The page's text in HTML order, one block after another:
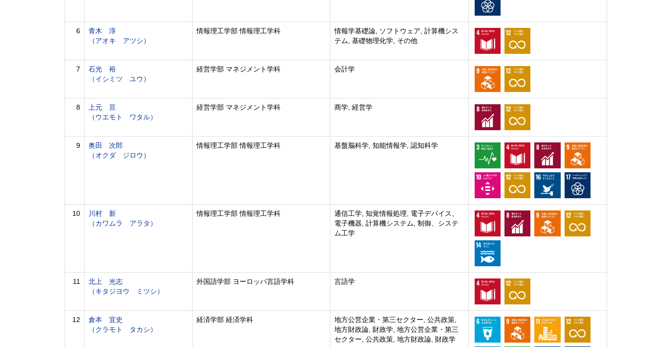
6
青木 淳
（アオキ アツシ）
情報理工学部 情報理工学科
情報学基礎論, ソフトウェア, 計算機シス
テム, 基礎物理化学, その他
7
石光 裕
（イシミツ ユウ）
経営学部 マネジメント学科 会計学
8
上元 亘
（ウエモト ワタル）
経営学部 マネジメント学科 商学, 経営学
9
奥田 次郎
（オクダ ジロウ）
情報理工学部 情報理工学科 基盤脳科学, 知能情報学, 認知科学
10
川村 新
（カワムラ アラタ）
情報理工学部 情報理工学科
通信工学, 知覚情報処理, 電子デバイス、
電子機器, 計算機システム, 制御、システ
ム工学
11
北上 光志
（キタジヨウ ミツシ）
外国語学部 ヨーロッパ言語学科 言語学
12
倉本 宜史
（クラモト タカシ）
経済学部 経済学科
地方公営企業・第三セクター, 公共政策,
地方財政論, 財政学, 地方公営企業・第三
セクター, 公共政策, 地方財政論, 財政学